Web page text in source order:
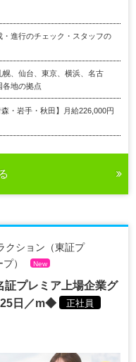
・進行のチェック・スタッフの
幌、仙台、東京、横浜、名古
各地の拠点
・岩手・秋田】月給226,000円
クション（東証プ
）
New
プレミア上場企業グ
日／m◆
正社員